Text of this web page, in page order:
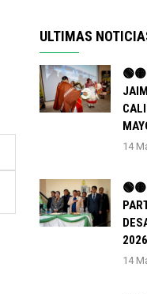
ULTIMAS
🟢🟡
14
🟢🟡
14